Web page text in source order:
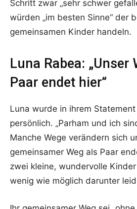
Schritt zwar „sehr schwer
würden „im besten Sinne“ der
gemeinsamen Kinder handeln.
Luna Rabea: „Unser
Paar endet hier“
Luna wurde in ihrem
persönlich. „Parham und ich
Manche Wege verändern sich
gemeinsamer Weg als Paar
zwei kleine, wundervolle
wenig wie möglich darunter